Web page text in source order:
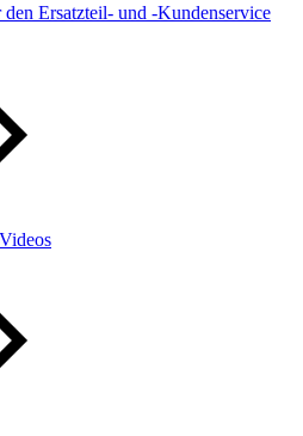
Ersatzteil- und -Kundenservice